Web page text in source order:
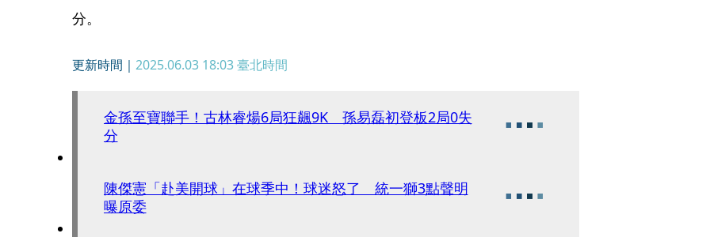
分。
更新時間｜ 2025.06.03 18:03臺北時間
金孫至寶聯手！古林睿煬6局狂飆9K 孫易磊初登板2局0失
分
陳傑憲「赴美開球」在球季中！球迷怒了 統一獅3點聲明
曝原委